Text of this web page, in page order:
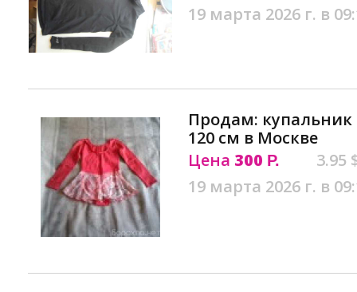
19 марта 2026 г. в
Продам: купальник
120 см в Москве
Цена 300 Р.
3.95
19 марта 2026 г. в